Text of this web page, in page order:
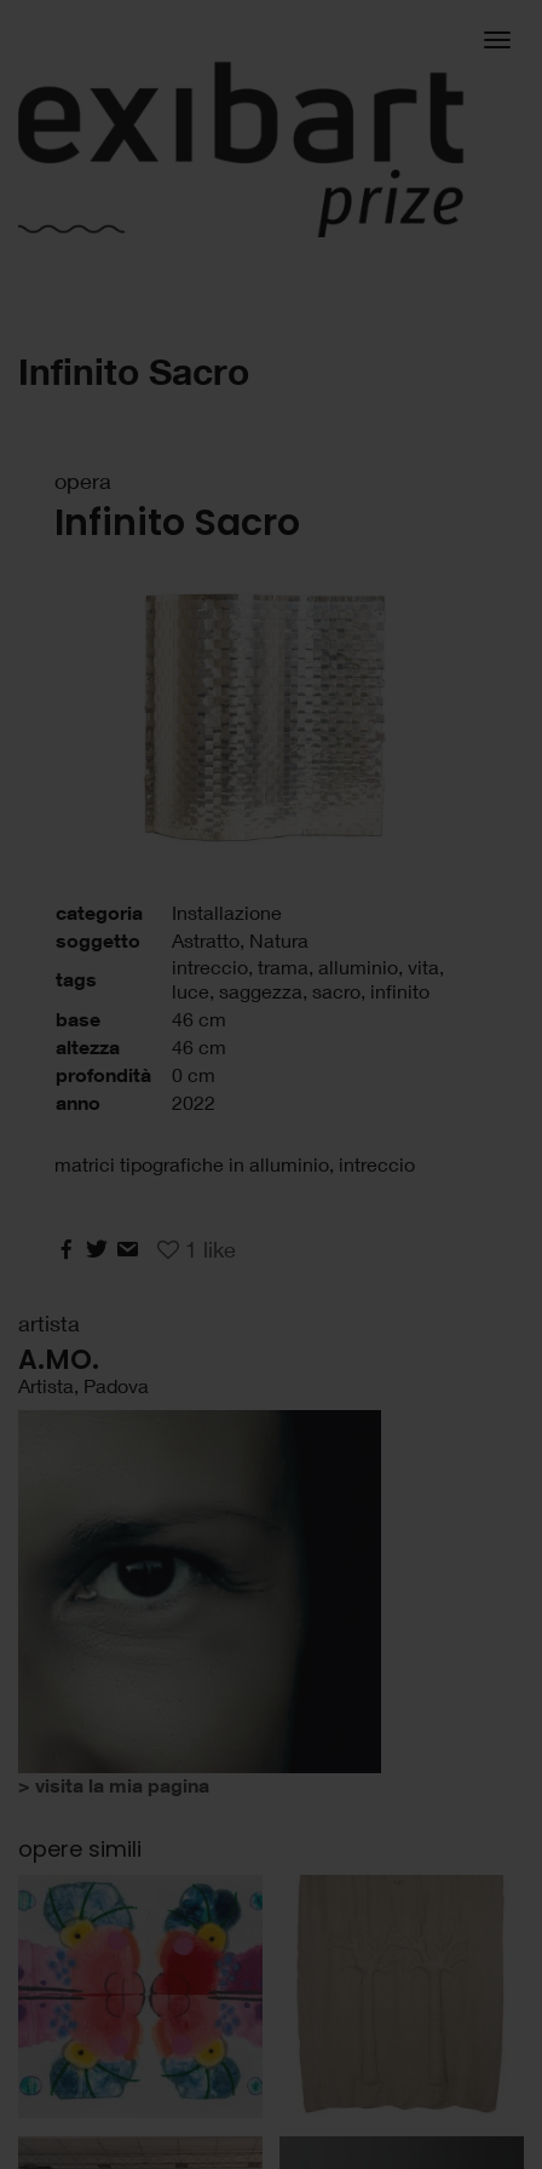
Infinito Sacro
opera
Infinito Sacro
categoria Installazione
soggetto Astratto, Natura
tags
intreccio trama alluminio vita
luce saggezza sacro infinito
base 46 cm
altezza 46 cm
profondità 0 cm
anno 2022
matrici tipografiche in alluminio, intreccio
1 like
artista
A.MO.
Artista, Padova
> visita la mia pagina
opere simili